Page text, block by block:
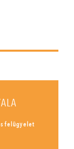
felügyelet